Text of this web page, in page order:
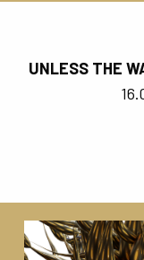
UNLESS THE